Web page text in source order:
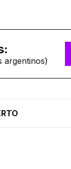
argentinos)